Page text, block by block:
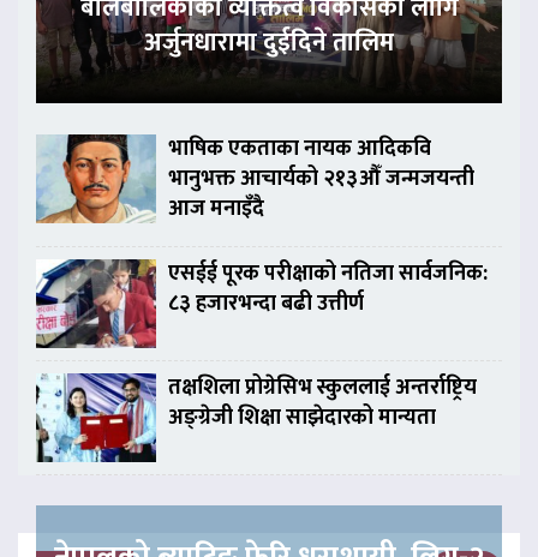
अर्जुनधारामा दुईदिने तालिम
भाषिक एकताका नायक आदिकवि
भानुभक्त आचार्यको २१३औँ जन्मजयन्ती
आज मनाइँदै
एसईई पूरक परीक्षाको नतिजा सार्वजनिक:
८३ हजारभन्दा बढी उत्तीर्ण
तक्षशिला प्रोग्रेसिभ स्कुललाई अन्तर्राष्ट्रिय
अङ्ग्रेजी शिक्षा साझेदारको मान्यता